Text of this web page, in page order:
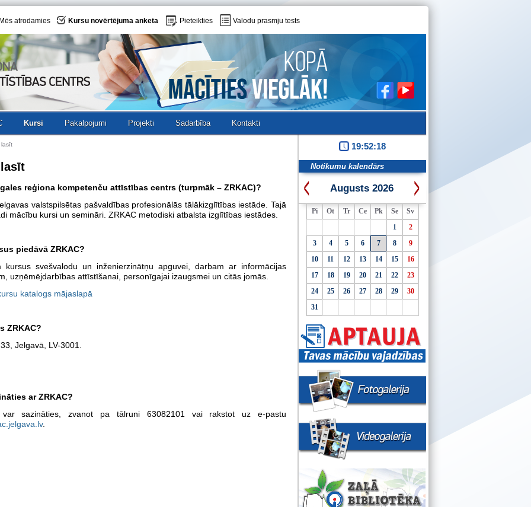
Mēs atrodamies Kursu novērtējuma anketa Pieteikties Valodu prasmju tests
Kursi Pakalpojumi Projekti Sadarbība Kontakti
lasīt
reģiona kompetenču attīstības centrs (turpmāk – ZRKAC)?
valstspilsētas pašvaldības profesionālās tālākizglītības iestāde. Tajā
mācību kursi un semināri. ZRKAC metodiski atbalsta izglītības iestādes.
piedāvā ZRKAC?
kursus svešvalodu un inženierzinātņu apguvei, darbam ar informācijas
uzņēmējdarbības attīstīšanai, personīgajai izaugsmei un citās jomās.
katalogs mājaslapā
ZRKAC?
Jelgavā, LV-3001.
ar ZRKAC?
sazināties, zvanot pa tālruni 63082101 vai rakstot uz e-pastu
.
19:52:19
Notikumu kalendārs
Augusts 2026
Pi Ot Tr Ce Pk Se
Sv
1
2
3
4 5 6 7 8
9
10
11 12 13 14 15
16
17
18 19 20 21 22
23
24
25 26 27 28 29
30
31